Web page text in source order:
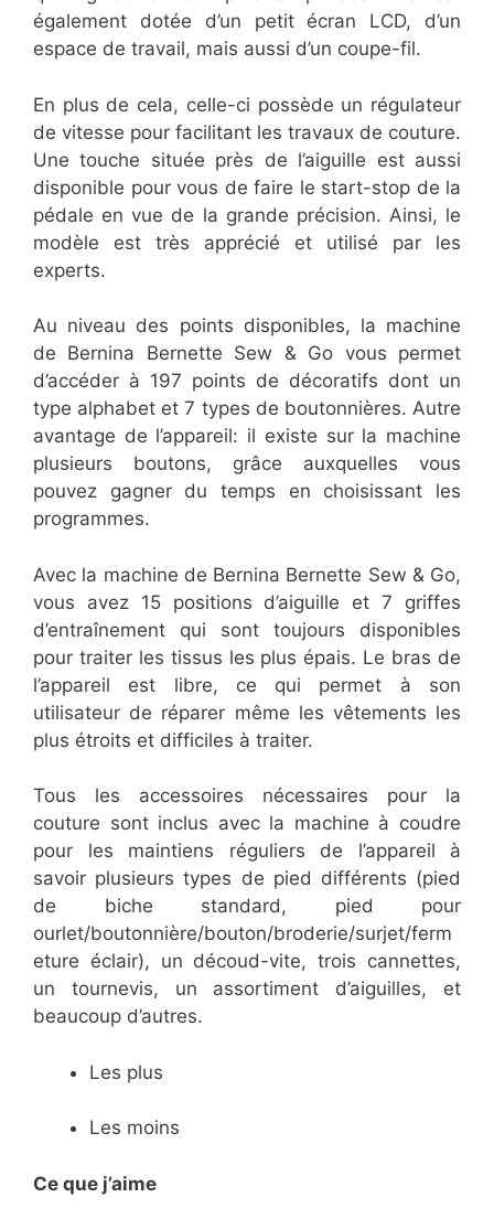
également dotée d’un petit écran LCD, d’un
espace de travail, mais aussi d’un coupe-fil.
En plus de cela, celle-ci possède un régulateur
de vitesse pour facilitant les travaux de couture.
Une touche située près de l’aiguille est aussi
disponible pour vous de faire le start-stop de la
pédale en vue de la grande précision. Ainsi, le
modèle est très apprécié et utilisé par les
experts.
Au niveau des points disponibles, la machine
de Bernina Bernette Sew & Go vous permet
d’accéder à 197 points de décoratifs dont un
type alphabet et 7 types de boutonnières. Autre
avantage de l’appareil: il existe sur la machine
plusieurs boutons, grâce auxquelles vous
pouvez gagner du temps en choisissant les
programmes.
Avec la machine de Bernina Bernette Sew & Go,
vous avez 15 positions d’aiguille et 7 griffes
d’entraînement qui sont toujours disponibles
pour traiter les tissus les plus épais. Le bras de
l’appareil est libre, ce qui permet à son
utilisateur de réparer même les vêtements les
plus étroits et difficiles à traiter.
Tous les accessoires nécessaires pour la
couture sont inclus avec la machine à coudre
pour les maintiens réguliers de l’appareil à
savoir plusieurs types de pied différents (pied
de biche standard, pied pour
ourlet/boutonnière/bouton/broderie/surjet/ferm
eture éclair), un découd-vite, trois cannettes,
un tournevis, un assortiment d’aiguilles, et
beaucoup d’autres.
Les plus
Les moins
Ce que j’aime